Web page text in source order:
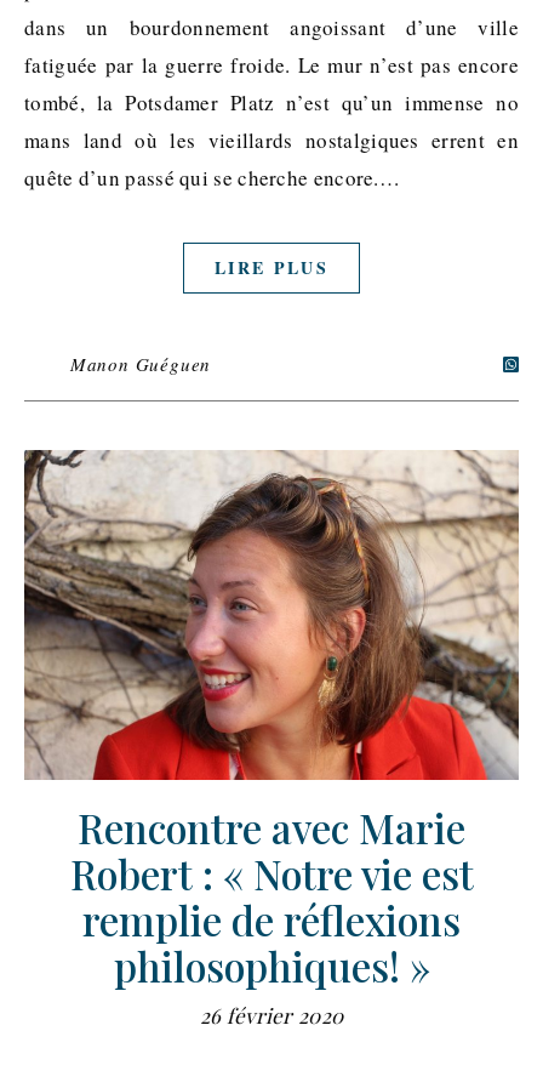
dans un bourdonnement angoissant d’une ville
fatiguée par la guerre froide. Le mur n’est pas encore
tombé, la Potsdamer Platz n’est qu’un immense no
mans land où les vieillards nostalgiques errent en
quête d’un passé qui se cherche encore.…
LIRE PLUS
Manon Guéguen
Rencontre avec Marie
Robert : « Notre vie est
remplie de réflexions
philosophiques! »
26 février 2020